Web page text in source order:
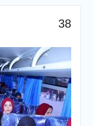
أيام
38